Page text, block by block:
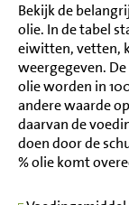
Bekijk de
olie. In de tabel
eiwitten, vetten,
weergegeven.
olie worden in
andere waarde
daarvan de
doen door de
% olie komt